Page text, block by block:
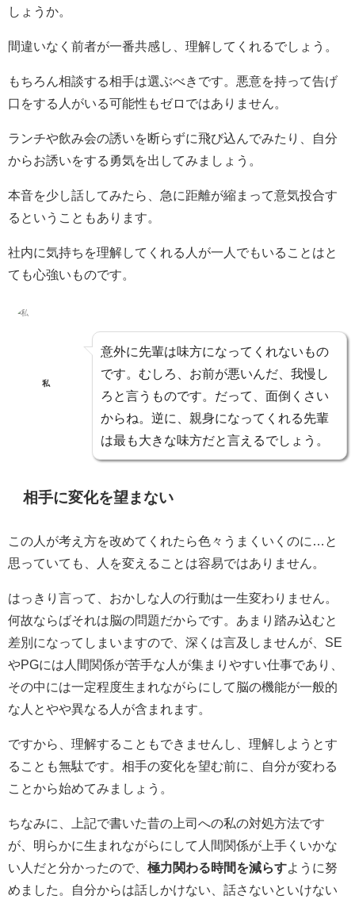
しょうか。
間違いなく前者が一番共感し、理解してくれるでしょう。
もちろん相談する相手は選ぶべきです。悪意を持って告げ
口をする人がいる可能性もゼロではありません。
ランチや飲み会の誘いを断らずに飛び込んでみたり、自分
からお誘いをする勇気を出してみましょう。
本音を少し話してみたら、急に距離が縮まって意気投合す
るということもあります。
社内に気持ちを理解してくれる人が一人でもいることはと
ても心強いものです。
私
意外に先輩は味方になってくれないもの
です。むしろ、お前が悪いんだ、我慢し
ろと言うものです。だって、面倒くさい
からね。逆に、親身になってくれる先輩
は最も大きな味方だと言えるでしょう。
相手に変化を望まない
この人が考え方を改めてくれたら色々うまくいくのに
と
思っていても、人を変えることは容易ではありません。
はっきり言って、おかしな人の行動は一生変わりません。
何故ならばそれは脳の問題だからです。あまり踏み込むと
差別になってしまいますので、深くは言及しませんが、SE
やPGには人間関係が苦手な人が集まりやすい仕事であり、
その中には一定程度生まれながらにして脳の機能が一般的
な人とやや異なる人が含まれます。
ですから、理解することもできませんし、理解しようとす
ることも無駄です。相手の変化を望む前に、自分が変わる
ことから始めてみましょう。
ちなみに、上記で書いた昔の上司への私の対処方法です
が、明らかに生まれながらにして人間関係が上手くいかな
い人だと分かったので、 極力関わる時間を減らす ように努
めました。自分からは話しかけない、話さないといけない